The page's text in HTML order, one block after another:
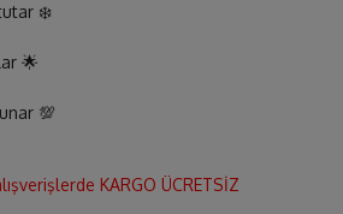
❄️
🌟
💯
KARGO ÜCRETSİZ